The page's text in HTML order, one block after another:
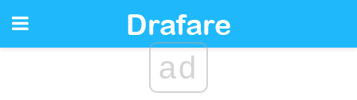
ad